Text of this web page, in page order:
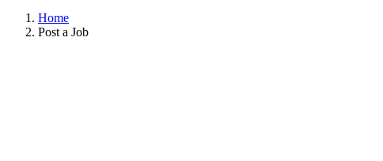
Home
Post a Job